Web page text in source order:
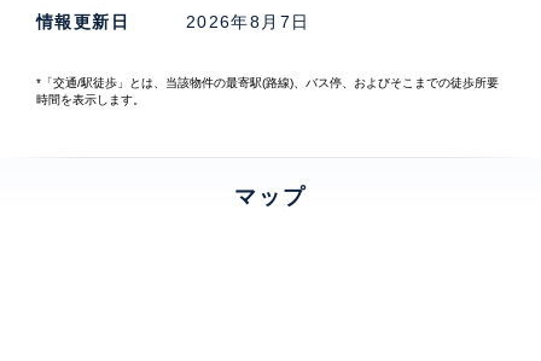
情報更新日 2026年8月7日
*「交通/駅徒歩」とは、当該物件の最寄駅(路線)、バス停、およびそこまでの徒歩所要
時間を表示します。
マップ